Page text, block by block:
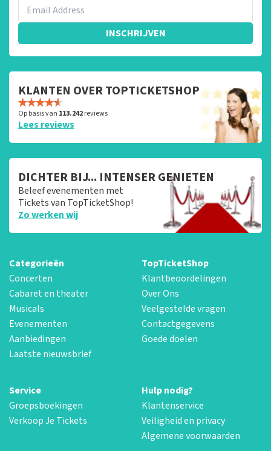
INSCHRIJVEN
KLANTEN OVER TOPTICKETSHOP
Op basis van 113.242reviews
Lees reviews
DICHTER BIJ... INTENSER GENIETEN
Beleef evenementen met
Tickets van TopTicketShop!
Zo werken wij
Categorieën
Concerten
Cabaret en theater
Musicals
Evenementen
Aanbiedingen
Laatste nieuwsbrief
TopTicketShop
Klantbeoordelingen
Over Ons
Veelgestelde vragen
Contactgegevens
Goede doelen
Service
Groepsboekingen
Verkoop Je Tickets
Hulp nodig?
Klantenservice
Veiligheid en privacy
Algemene voorwaarden